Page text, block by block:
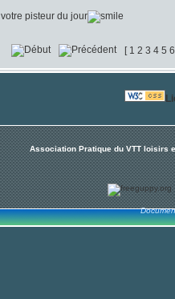
votre pisteur du jour
[ 1 2 3 4 5 6
Association Pratique du VTT loisirs